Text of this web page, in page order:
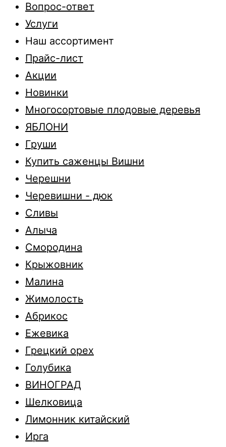
Вопрос-ответ
Услуги
Наш ассортимент
Прайс-лист
Акции
Новинки
Многосортовые плодовые деревья
ЯБЛОНИ
Груши
Купить саженцы Вишни
Черешни
Черевишни - дюк
Сливы
Алыча
Смородина
Крыжовник
Малина
Жимолость
Абрикос
Ежевика
Грецкий орех
Голубика
ВИНОГРАД
Шелковица
Лимонник китайский
Ирга